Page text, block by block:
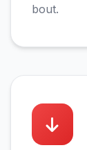
bout.